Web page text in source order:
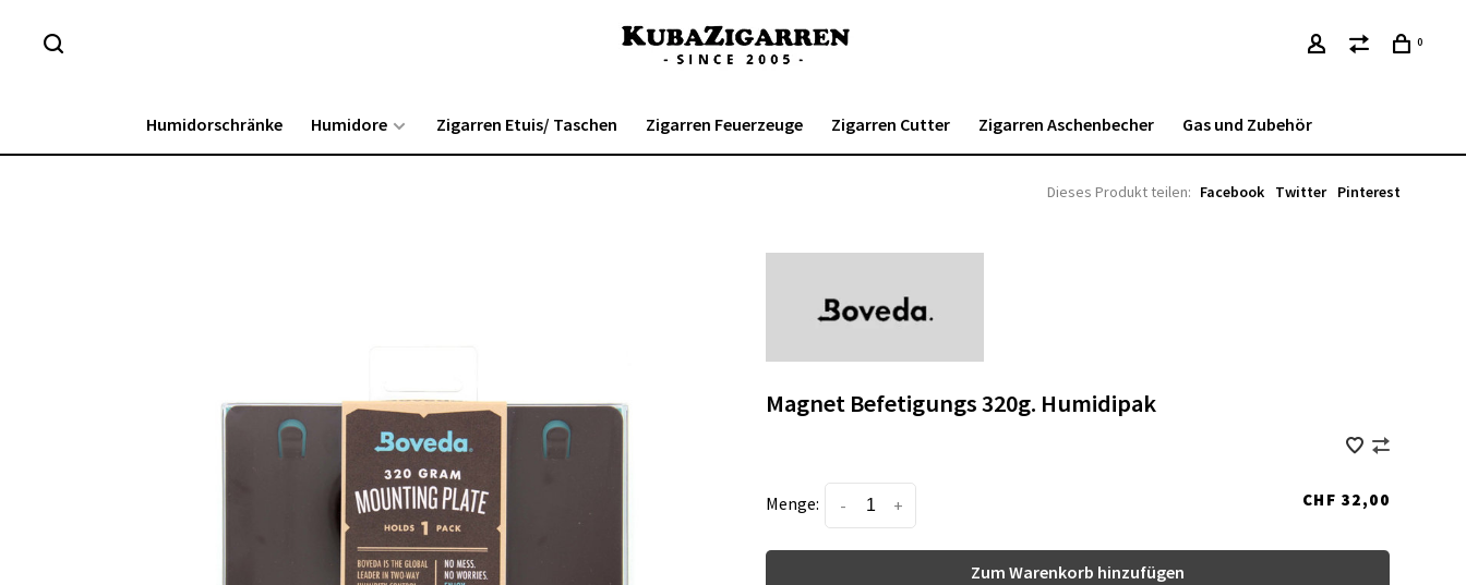
0
Humidorschränke Humidore Zigarren Etuis/ Taschen Zigarren Feuerzeuge Zigarren Cutter Zigarren Aschenbecher Gas und Zubehör
Dieses Produkt teilen: Facebook Twitter Pinterest
Magnet Befetigungs 320g. Humidipak
Menge: +
- CHF 32,00
Zum Warenkorb hinzufügen